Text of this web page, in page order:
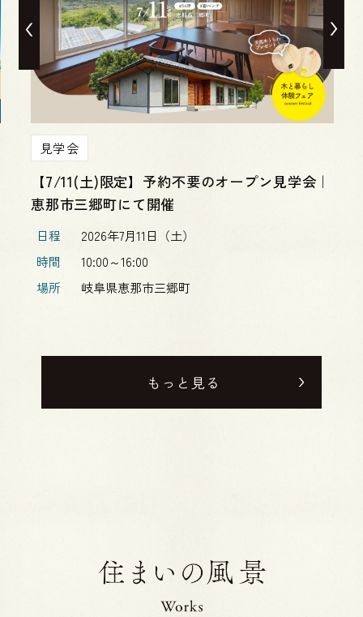
見学会
完成見学会｜恵那市三郷町にて開催【第二
弾】
日程
2026年7月12日（日）～7月26日（日）
時間
9:30～17:00
場所
岐阜県恵那市三郷町